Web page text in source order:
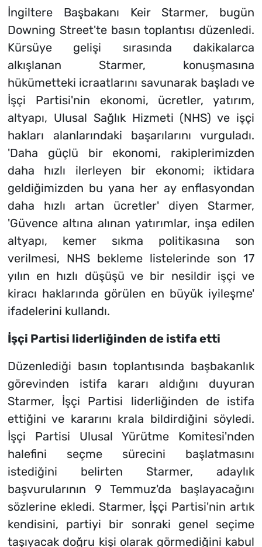
İngiltere Başbakanı Keir Starmer, bugün
Downing Street'te basın toplantısı düzenledi.
Kürsüye gelişi sırasında dakikalarca
alkışlanan Starmer, konuşmasına
hükümetteki icraatlarını savunarak başladı ve
İşçi Partisi'nin ekonomi, ücretler, yatırım,
altyapı, Ulusal Sağlık Hizmeti (NHS) ve işçi
hakları alanlarındaki başarılarını vurguladı.
'Daha güçlü bir ekonomi, rakiplerimizden
daha hızlı ilerleyen bir ekonomi; iktidara
geldiğimizden bu yana her ay enflasyondan
daha hızlı artan ücretler' diyen Starmer,
'Güvence altına alınan yatırımlar, inşa edilen
altyapı, kemer sıkma politikasına son
verilmesi, NHS bekleme listelerinde son 17
yılın en hızlı düşüşü ve bir nesildir işçi ve
kiracı haklarında görülen en büyük iyileşme'
ifadelerini kullandı.
İşçi Partisi liderliğinden de istifa etti
Düzenlediği basın toplantısında başbakanlık
görevinden istifa kararı aldığını duyuran
Starmer, İşçi Partisi liderliğinden de istifa
ettiğini ve kararını krala bildirdiğini söyledi.
İşçi Partisi Ulusal Yürütme Komitesi'nden
halefini seçme sürecini başlatmasını
istediğini belirten Starmer, adaylık
başvurularının 9 Temmuz'da başlayacağını
sözlerine ekledi. Starmer, İşçi Partisi'nin artık
kendisini, partiyi bir sonraki genel seçime
taşıyacak doğru kişi olarak görmediğini kabul